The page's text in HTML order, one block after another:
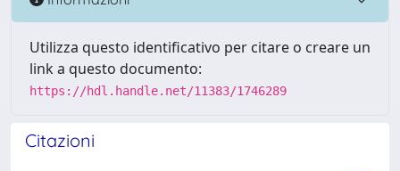
Utilizza questo identificativo per citare o creare un
link a questo documento:
https://hdl.handle.net/11383/1746289
Citazioni